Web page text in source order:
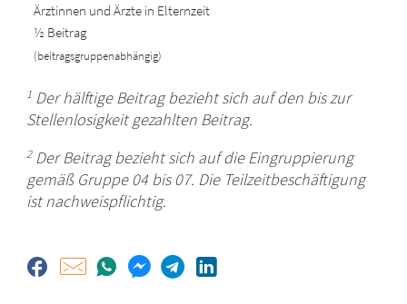
Ärztinnen und Ärzte in Elternzeit
½ Beitrag
(beitragsgruppenabhängig)
1 Der hälftige Beitrag bezieht sich auf den bis zur
Stellenlosigkeit gezahlten Beitrag.
2Der Beitrag bezieht sich auf die Eingruppierung
gemäß Gruppe 04 bis 07. Die Teilzeitbeschäftigung
ist nachweispflichtig.